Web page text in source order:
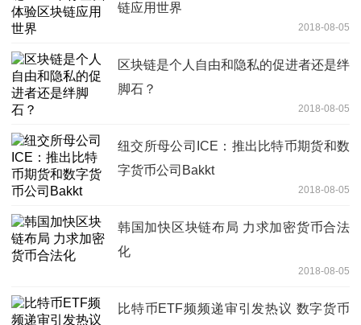
链应用世界
2018-08-05
区块链是个人自由和隐私的促进者还是绊
脚石？
2018-08-05
纽交所母公司ICE：推出比特币期货和数
字货币公司Bakkt
2018-08-05
韩国加快区块链布局 力求加密货币合法
化
2018-08-05
比特币ETF频频递审引发热议 数字货币